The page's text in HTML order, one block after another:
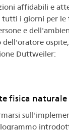
affidabili e
tutti i giorni per le
e
dell'oratore
Duttweiler:
fisica naturale